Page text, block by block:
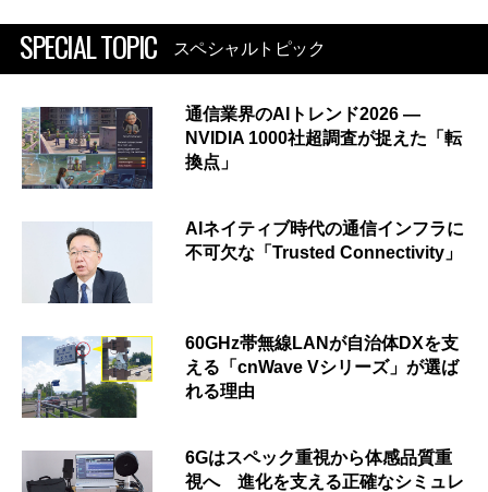
SPECIAL TOPIC スペシャルトピック
通信業界のAIトレンド2026 ―
NVIDIA 1000社超調査が捉えた「転
換点」
AIネイティブ時代の通信インフラに
不可欠な「Trusted Connectivity」
60GHz帯無線LANが自治体DXを支
える「cnWave Vシリーズ」が選ば
れる理由
6Gはスペック重視から体感品質重
視へ 進化を支える正確なシミュレ